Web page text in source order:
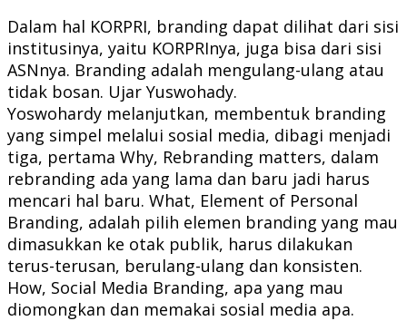
Dalam hal KORPRI, branding dapat dilihat dari sisi
institusinya, yaitu KORPRInya, juga bisa dari sisi
ASNnya. Branding adalah mengulang-ulang atau
tidak bosan. Ujar Yuswohady.
Yoswohardy melanjutkan, membentuk branding
yang simpel melalui sosial media, dibagi menjadi
tiga, pertama Why, Rebranding matters, dalam
rebranding ada yang lama dan baru jadi harus
mencari hal baru. What, Element of Personal
Branding, adalah pilih elemen branding yang mau
dimasukkan ke otak publik, harus dilakukan
terus-terusan, berulang-ulang dan konsisten.
How, Social Media Branding, apa yang mau
diomongkan dan memakai sosial media apa.